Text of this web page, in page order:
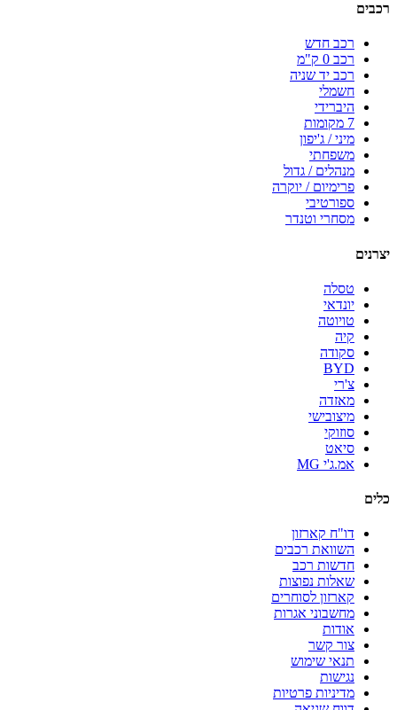
רכבים
רכב חדש
רכב 0 ק"מ
רכב יד שניה
חשמלי
היברידי
7 מקומות
מיני / ג'יפון
משפחתי
מנהלים / גדול
פרימיום / יוקרה
ספורטיבי
מסחרי וטנדר
יצרנים
טסלה
יונדאי
טויוטה
קיה
סקודה
BYD
צ'רי
מאזדה
מיצובישי
סוזוקי
סיאט
אמ.ג'י MG
כלים
דו"ח קארזון
השוואת רכבים
חדשות רכב
שאלות נפוצות
קארזון לסוחרים
מחשבוני אגרות
אודות
צור קשר
תנאי שימוש
נגישות
מדיניות פרטיות